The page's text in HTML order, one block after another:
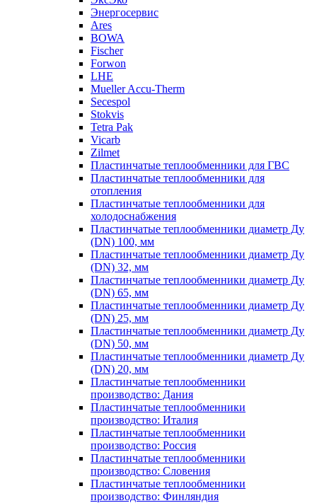
Энергосервис
Ares
BOWA
Fischer
Forwon
LHE
Mueller Accu-Therm
Secespol
Stokvis
Tetra Pak
Vicarb
Zilmet
Пластинчатые теплообменники для ГВС
Пластинчатые теплообменники для
отопления
Пластинчатые теплообменники для
холодоснабжения
Пластинчатые теплообменники диаметр Ду
(DN) 100, мм
Пластинчатые теплообменники диаметр Ду
(DN) 32, мм
Пластинчатые теплообменники диаметр Ду
(DN) 65, мм
Пластинчатые теплообменники диаметр Ду
(DN) 25, мм
Пластинчатые теплообменники диаметр Ду
(DN) 50, мм
Пластинчатые теплообменники диаметр Ду
(DN) 20, мм
Пластинчатые теплообменники
производство: Дания
Пластинчатые теплообменники
производство: Италия
Пластинчатые теплообменники
производство: Россия
Пластинчатые теплообменники
производство: Словения
Пластинчатые теплообменники
производство: Финляндия